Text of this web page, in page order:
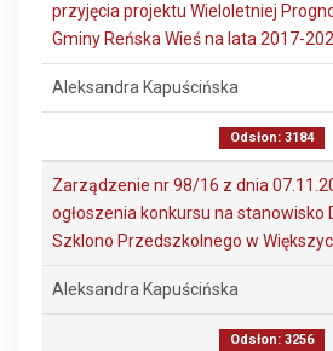
przyjęcia projektu Wieloletniej
Gminy Reńska Wieś na lata 2017-
Aleksandra Kapuścińska
Odsłon: 3184
Zarządzenie nr 98/16 z dnia
ogłoszenia konkursu na stanowisko
Szklono Przedszkolnego w
Aleksandra Kapuścińska
Odsłon: 3256